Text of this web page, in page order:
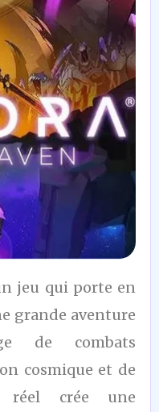
jeu qui porte en
grande aventure
de combats
cosmique et de
réel crée une